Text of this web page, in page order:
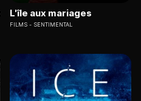
L'île aux mariages
FILMS SENTIMENTAL